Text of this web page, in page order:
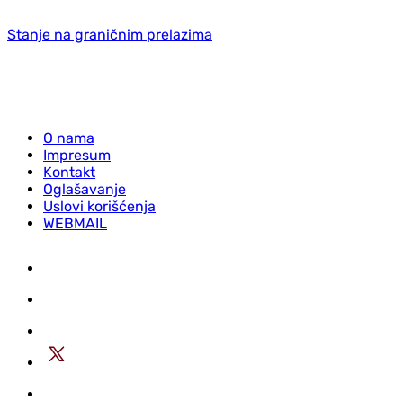
Stanje na graničnim prelazima
O nama
Impresum
Kontakt
Oglašavanje
Uslovi korišćenja
WEBMAIL